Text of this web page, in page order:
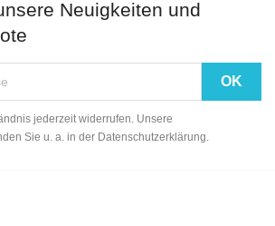
Neuigkeiten und
jederzeit widerrufen. Unsere
Sie u. a. in der Datenschutzerklärung.